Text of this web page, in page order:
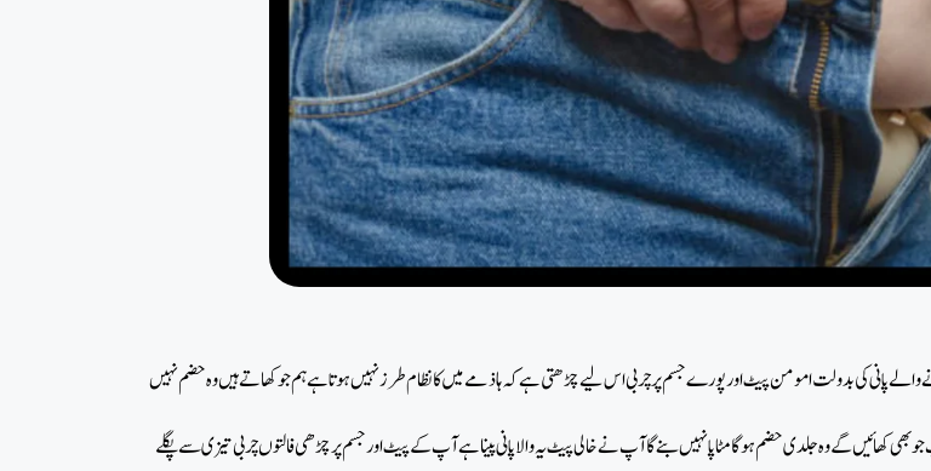
پانی کی بدولت امومن پیٹ اور پورے جسم پرچربی اس لیے چڑھتی ہے کہ ہاذمےمیں کا نظام طرز نہیں ہوتا ہے ہم جو کھاتے ہیں وہ حضم نہیں
کھائیں گے وہ جلدی حضم ہوگا مٹاپا نہیں بنے گا آپ نے خالی پیٹ یہ والا پانی پینا ہے آپ کے پیٹ اور جسم پر چڑھی فالتوں چربی تیزی سے پگلے